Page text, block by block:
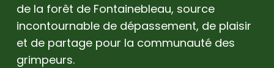
de la forêt de Fontainebleau, source
incontournable de dépassement, de plaisir
et de partage pour la communauté des
grimpeurs.